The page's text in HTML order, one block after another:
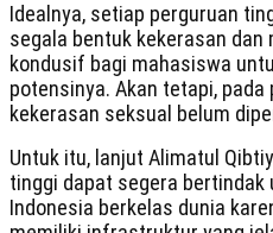
Idealnya, setiap perguruan
segala bentuk kekerasan dan
kondusif bagi mahasiswa
potensinya. Akan tetapi,
kekerasan seksual belum
Untuk itu, lanjut Alimatul
tinggi dapat segera bertindak
Indonesia berkelas dunia